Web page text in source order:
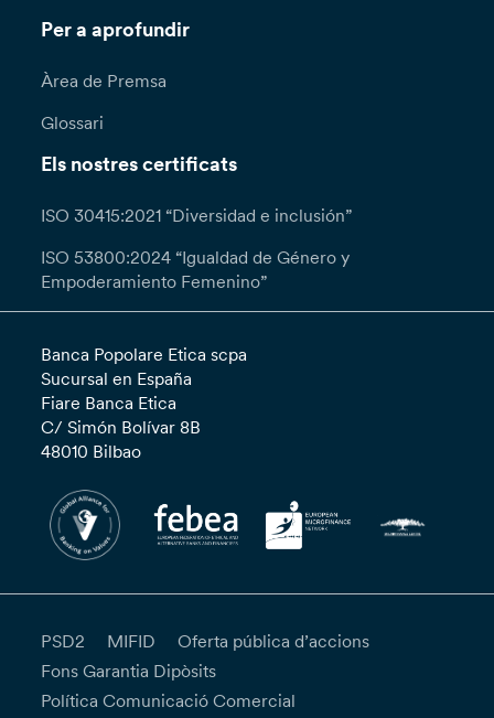
Per a aprofundir
Àrea de Premsa
Glossari
Els nostres certificats
ISO 30415:2021 “Diversidad e inclusión”
ISO 53800:2024 “Igualdad de Género y
Empoderamiento Femenino”
Banca Popolare Etica scpa
Sucursal en España
Fiare Banca Etica
C/ Simón Bolívar 8B
48010 Bilbao
PSD2 MIFID
Oferta pública d’accions
Fons Garantia Dipòsits
Política Comunicació Comercial